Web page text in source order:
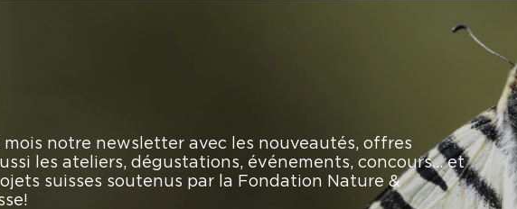
mois notre newsletter avec les nouveautés, offres
les ateliers, dégustations, événements, concours… et
suisses soutenus par la Fondation Nature &